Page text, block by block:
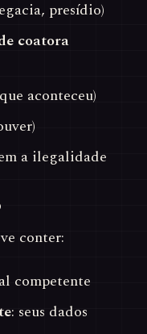
presídio)
coatora
aconteceu)
a ilegalidade
conter:
competente
: seus dados